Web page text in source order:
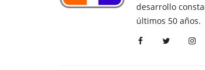
desarrollo
últimos 50 años.